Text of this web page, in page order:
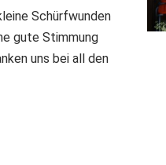
Schürfwunden
gute Stimmung
uns bei all den